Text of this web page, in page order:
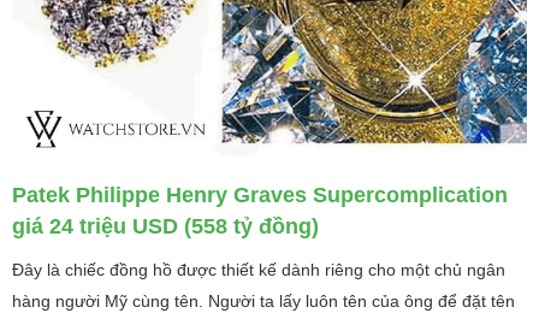
Patek Philippe Henry Graves Supercomplication
giá 24 triệu USD (558 tỷ đồng)
Đây là chiếc đồng hồ được thiết kế dành riêng cho một chủ ngân
hàng người Mỹ cùng tên. Người ta lấy luôn tên của ông để đặt tên